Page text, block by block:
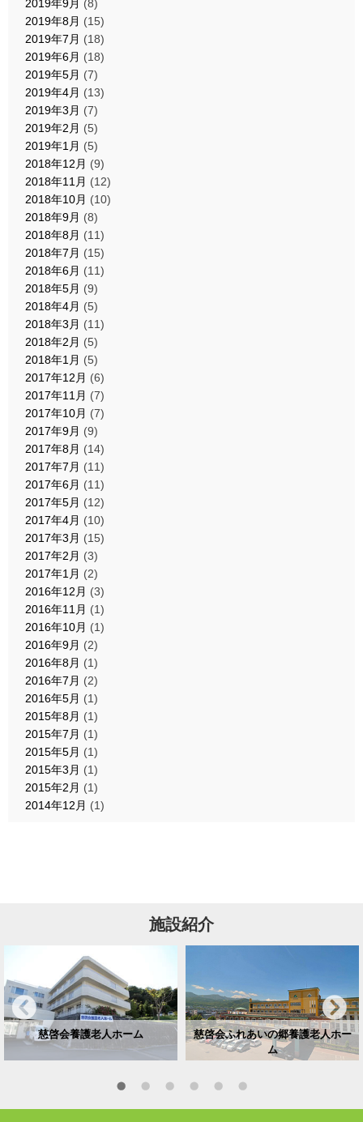
2019年9月 (8)
2019年8月 (15)
2019年7月 (18)
2019年6月 (18)
2019年5月 (7)
2019年4月 (13)
2019年3月 (7)
2019年2月 (5)
2019年1月 (5)
2018年12月 (9)
2018年11月 (12)
2018年10月 (10)
2018年9月 (8)
2018年8月 (11)
2018年7月 (15)
2018年6月 (11)
2018年5月 (9)
2018年4月 (5)
2018年3月 (11)
2018年2月 (5)
2018年1月 (5)
2017年12月 (6)
2017年11月 (7)
2017年10月 (7)
2017年9月 (9)
2017年8月 (14)
2017年7月 (11)
2017年6月 (11)
2017年5月 (12)
2017年4月 (10)
2017年3月 (15)
2017年2月 (3)
2017年1月 (2)
2016年12月 (3)
2016年11月 (1)
2016年10月 (1)
2016年9月 (2)
2016年8月 (1)
2016年7月 (2)
2016年5月 (1)
2015年8月 (1)
2015年7月 (1)
2015年5月 (1)
2015年3月 (1)
2015年2月 (1)
2014年12月 (1)
施設紹介
慈啓会養護老人ホーム
慈啓会ふれあいの郷養護老人ホー
ム